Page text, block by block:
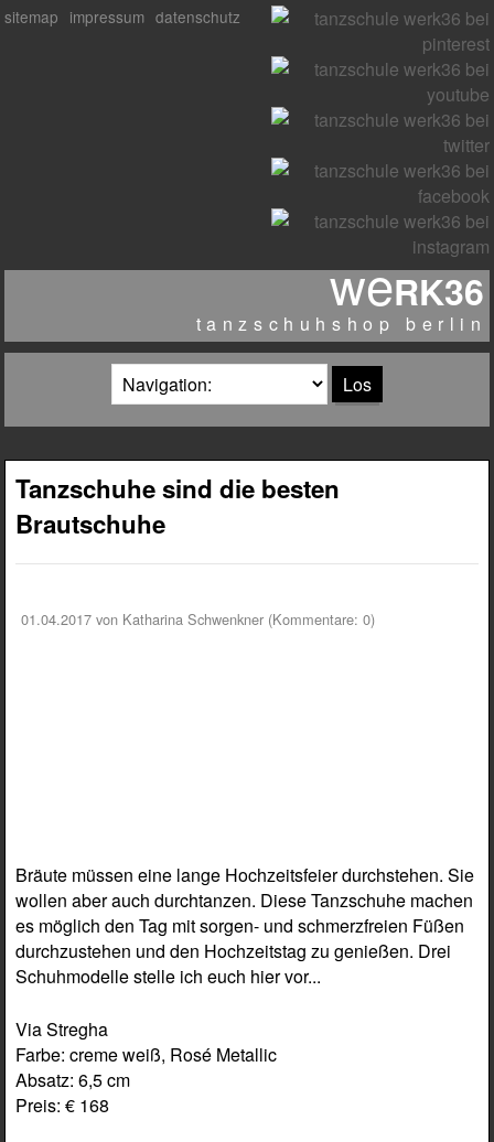
sitemap impressum datenschutz
weRK36
tanzschuhshop berlin
Tanzschuhe sind die besten
Brautschuhe
01.04.2017 von Katharina Schwenkner (Kommentare: 0)
Bräute müssen eine lange Hochzeitsfeier durchstehen. Sie
wollen aber auch durchtanzen. Diese Tanzschuhe machen
es möglich den Tag mit sorgen- und schmerzfreien Füßen
durchzustehen und den Hochzeitstag zu genießen. Drei
Schuhmodelle stelle ich euch hier vor...
Via Stregha
Farbe: creme weiß, Rosé Metallic
Absatz: 6,5 cm
Preis: € 168